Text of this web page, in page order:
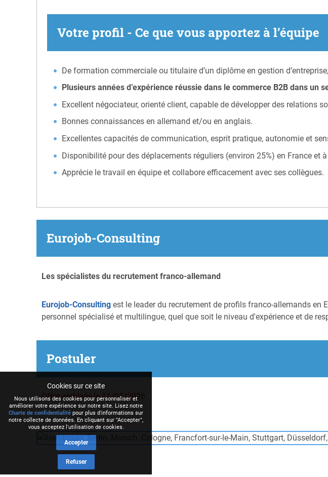
Votre profil - Ce que vous apportez à l’équipe
De formation commerciale ou titulaire d’un diplôme en gestion
Plusieurs années d’expérience réussie dans le commerce B2B dans un
Excellent négociateur, orienté client, capable de développer des relations
Bonnes connaissances en allemand et/ou en anglais.
Excellentes capacités de communication, esprit pratique, autonomie et
Disponibilité pour des déplacements réguliers (environ 25%) en France et
Apprécie le travail en équipe et collabore efficacement avec ses collègues.
Eurojob-Consulting
Les spécialistes du recrutement franco-allemand
Eurojob-Consulting est le leader du recrutement de profils franco-allemands en
personnel spécialisé et multilingue, quel que soit le niveau d'expérience et de
Postuler
Offre archivée le 11/05/2026
Cookies sur ce site
Nous utilisons des cookies pour personnaliser et
améliorer votre expérience sur notre site. Lisez notre
Charte de confidentialité pour plus d'informations sur
notre collecte de données. En cliquant sur "Accepter",
vous acceptez l'utilisation de cookies.
Accepter
Refuser